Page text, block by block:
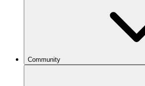
Community